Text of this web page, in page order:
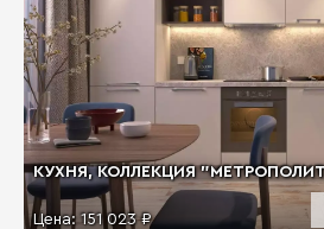
КУХНЯ, КОЛЛЕКЦИЯ
Цена:151 023 ₽